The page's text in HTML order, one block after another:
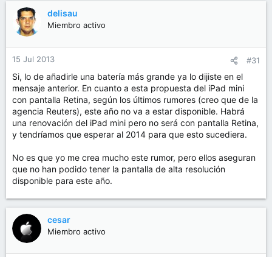
delisau
Miembro activo
15 Jul 2013 #31
Si, lo de añadirle una batería más grande ya lo dijiste en el
mensaje anterior. En cuanto a esta propuesta del iPad mini
con pantalla Retina, según los últimos rumores (creo que de la
agencia Reuters), este año no va a estar disponible. Habrá
una renovación del iPad mini pero no será con pantalla Retina,
y tendríamos que esperar al 2014 para que esto sucediera.
No es que yo me crea mucho este rumor, pero ellos aseguran
que no han podido tener la pantalla de alta resolución
disponible para este año.
cesar
Miembro activo